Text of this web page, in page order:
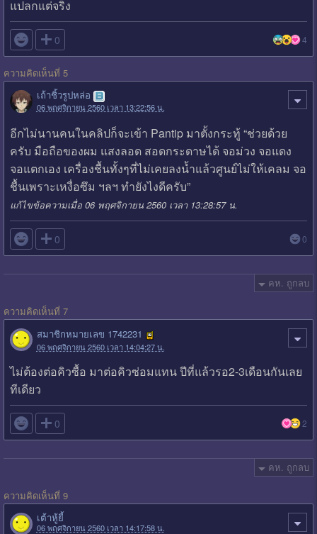
แปลกแต่จริง
 0 4
ความคิดเห็นที่ 5
เถ้าชิ้วรูปหล่อ
06 พฤศจิกายน 2560 เวลา 13:22:56 น.
อีกไม่นานคนในคลิปก็จะเข้า Pantip มาตั้งกระทู้ “ช่วยด้วย
ครับ มือถือของผม แสงลอด สอดกระดาษได้ จอม่วง จอแดง
จอแตกเอง เครื่องชื้นทั้งๆที่ไม่เคยลงน้ำแล้วศูนย์ไม่ให้เคลม จอ
ชื้นเพราะเหงื่อซึม ฯลฯ ทำยังไงดีครับ”
แก้ไขข้อความเมื่อ 06 พฤศจิกายน 2560 เวลา 13:28:57 น.
 0 0
คห. ถูกลบ
ความคิดเห็นที่ 7
สมาชิกหมายเลข 1742231
06 พฤศจิกายน 2560 เวลา 14:04:27 น.
ไม่ต้องต่อคิวซื้อ มาต่อคิวซ่อมแทน ปีที่แล้วรอ2-3เดือนกันเลย
ทีเดียว
 0 2
คห. ถูกลบ
ความคิดเห็นที่ 9
เต้าหู้ยี้
06 พฤศจิกายน 2560 เวลา 14:17:58 น.